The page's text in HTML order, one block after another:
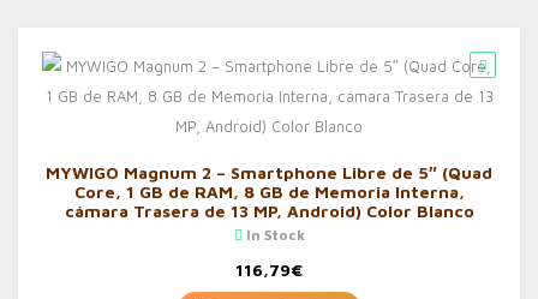
MYWIGO Magnum 2 – Smartphone Libre de 5″ (Quad
Core, 1 GB de RAM, 8 GB de Memoria Interna,
cámara Trasera de 13 MP, Android) Color Blanco
In Stock
116,79€